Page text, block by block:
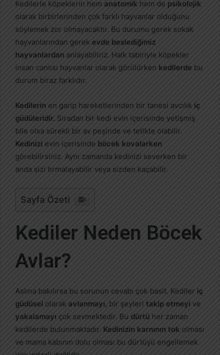
t
a
g
ö
n
e
r
m
e
k
Kedilerle köpeklerin hem anatomik hem de psikolojik
olarak birbirlerinden çok farklı hayvanlar olduğunu
söylemek zor olmayacaktır. Bu durumu gerek sokak
hayvanlarından gerek evde beslediğimiz
hayvanlardan anlayabiliriz. Halk tabiriyle köpekler
insan canlısı hayvanlar olarak görülürken kedilerde bu
durum biraz farklıdır.
Kedilerin en garip hareketlerinden bir tanesi avcılık iç
güdüleridir. Sıradan bir kedi evin içerisinde yetişmiş
bile olsa sürekli bir av peşinde ve tetikte olabilir.
Kedinizi evin içerisinde böcek kovalarken
görebilirsiniz. Aynı zamanda kedinizi severken bir
anda sizi tırmalayabilir veya sizden kaçabilir.
Sayfa Özeti
Kediler Neden Böcek
Avlar?
Aslına bakılırsa bu sorunun cevabı çok basit. Kediler iç
güdüsel olarak avlanmayı, bir şeyleri takip etmeyi ve
yakalamayı çok sevmektedir. Bu dürtü her zaman
kedilerde bulunmaktadır. Kedinizin karnının tok olması
ve mama kabının dolu olması bu dürtüyü engellemek